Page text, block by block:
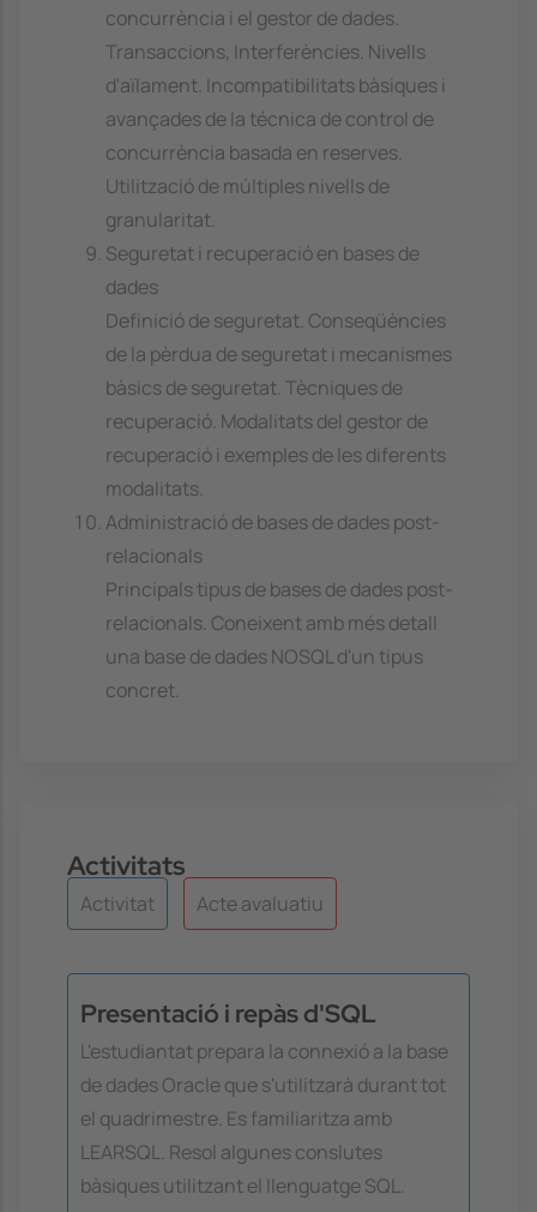
concurrència i el gestor de dades.
Transaccions, Interferències. Nivells
d'aïlament. Incompatibilitats bàsiques i
avançades de la técnica de control de
concurrència basada en reserves.
Utilització de múltiples nivells de
granularitat.
Seguretat i recuperació en bases de
dades
Definició de seguretat. Conseqüències
de la pèrdua de seguretat i mecanismes
bàsics de seguretat. Tècniques de
recuperació. Modalitats del gestor de
recuperació i exemples de les diferents
modalitats.
Administració de bases de dades post-
relacionals
Principals tipus de bases de dades post-
relacionals. Coneixent amb més detall
una base de dades NOSQL d'un tipus
concret.
Activitats
Activitat Acte avaluatiu
Presentació i repàs d'SQL
L'estudiantat prepara la connexió a la base
de dades Oracle que s'utilitzarà durant tot
el quadrimestre. Es familiaritza amb
LEARSQL. Resol algunes conslutes
bàsiques utilitzant el llenguatge SQL.